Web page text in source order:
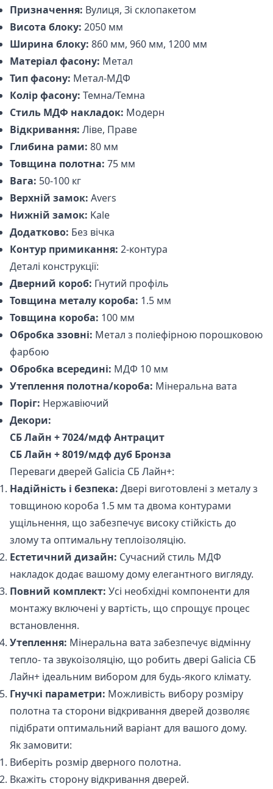
Призначення: Вулиця, Зі склопакетом
Висота блоку: 2050 мм
Ширина блоку: 860 мм, 960 мм, 1200 мм
Матеріал фасону: Метал
Тип фасону: Метал-МДФ
Колір фасону: Темна/Темна
Стиль МДФ накладок: Модерн
Відкривання: Ліве, Праве
Глибина рами: 80 мм
Товщина полотна: 75 мм
Вага: 50-100 кг
Верхній замок: Avers
Нижній замок: Kale
Додатково: Без вічка
Контур примикання: 2-контура
Деталі конструкції:
Дверний короб: Гнутий профіль
Товщина металу короба: 1.5 мм
Товщина короба: 100 мм
Обробка ззовні: Метал з поліефірною порошковою
фарбою
Обробка всередині: МДФ 10 мм
Утеплення полотна/короба: Мінеральна вата
Поріг: Нержавіючий
Декори:
CБ Лайн + 7024/мдф Антрацит
СБ Лайн + 8019/мдф дуб Бронза
Переваги дверей Galicia СБ Лайн+:
Надійність і безпека: Двері виготовлені з металу з
товщиною короба 1.5 мм та двома контурами
ущільнення, що забезпечує високу стійкість до
злому та оптимальну теплоізоляцію.
Естетичний дизайн: Сучасний стиль МДФ
накладок додає вашому дому елегантного вигляду.
Повний комплект: Усі необхідні компоненти для
монтажу включені у вартість, що спрощує процес
встановлення.
Утеплення: Мінеральна вата забезпечує відмінну
тепло- та звукоізоляцію, що робить двері Galicia СБ
Лайн+ ідеальним вибором для будь-якого клімату.
Гнучкі параметри: Можливість вибору розміру
полотна та сторони відкривання дверей дозволяє
підібрати оптимальний варіант для вашого дому.
Як замовити:
Виберіть розмір дверного полотна.
Вкажіть сторону відкривання дверей.